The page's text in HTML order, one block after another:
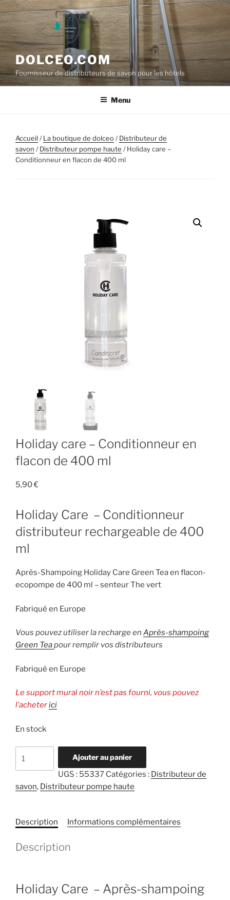
Aller
au
contenu
principal
DOLCEO.COM
Fournisseur de distributeurs de savon pour les hôtels
Menu
Accueil/La boutique de dolceo/Distributeur de
savon /Distributeur pompe haute / Holiday care –
Conditionneur en flacon de 400 ml
Holiday care – Conditionneur en
flacon de 400 ml
5,90€
Holiday Care – Conditionneur
distributeur rechargeable de 400
ml
Après-Shampoing Holiday Care Green Tea en flacon-
ecopompe de 400 ml – senteur The vert
Fabriqué en Europe
Vous pouvez utiliser la recharge en Après-shampoing
Green Teapour remplir vos distributeurs
Fabriqué en Europe
Le support mural noir n’est pas fourni, vous pouvez
l’acheterici
En stock
care
en
de
Ajouter au panier
UGS : 55337 Catégories : Distributeur de
savon, Distributeur pompe haute
Description Informations complémentaires
Description
Holiday Care – Après-shampoing